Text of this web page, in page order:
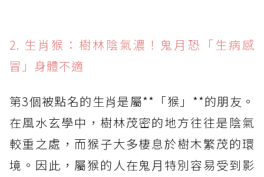
2. 生肖猴：樹林陰氣濃！鬼月恐「生病感
冒」身體不適
第3個被點名的生肖是屬**「猴」**的朋友。
在風水玄學中，樹林茂密的地方往往是陰氣
較重之處，而猴子大多棲息於樹木繁茂的環
境。因此，屬猴的人在鬼月特別容易受到影